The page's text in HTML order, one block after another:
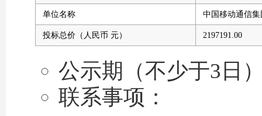
单位名称 中国移动通信
投标总价（人民币 元） 2197191.00
公示期（不少于3日
联系事项：